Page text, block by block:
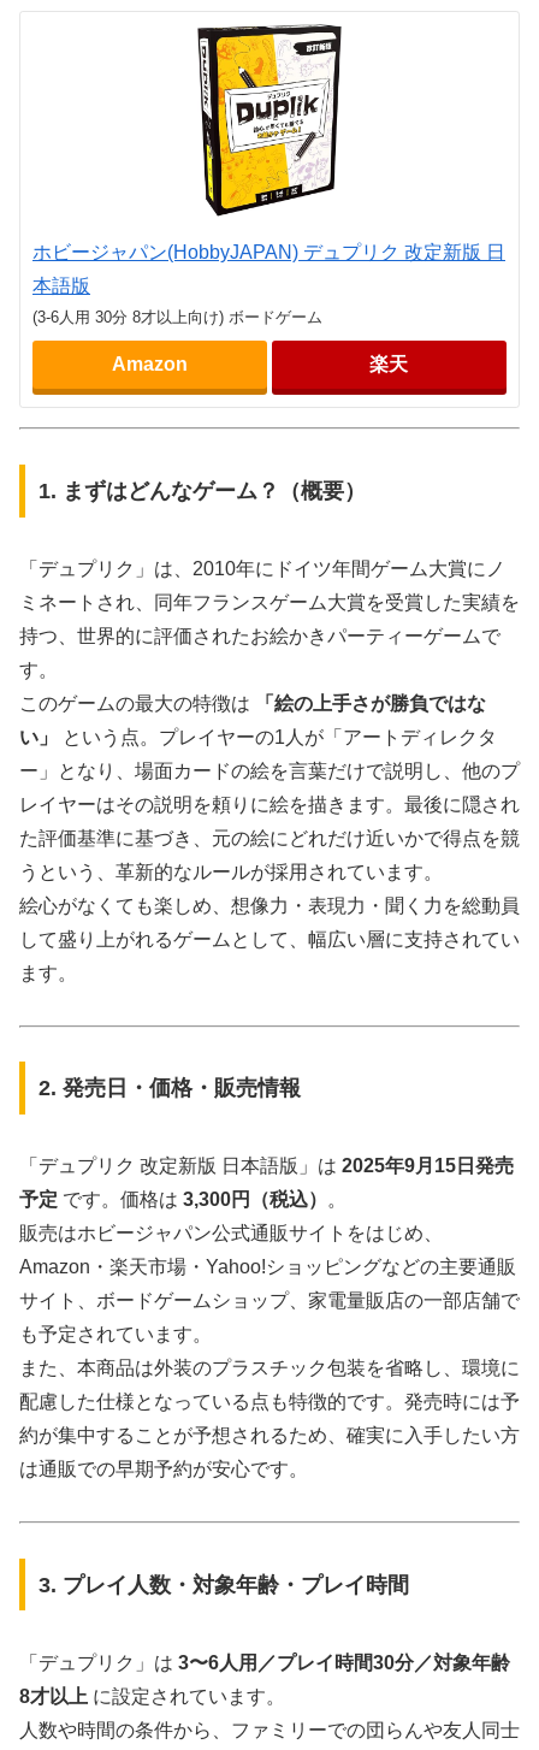
ホビージャパン(HobbyJAPAN) デュプリク 改定新版 日
本語版
(3-6人用 30分 8才以上向け) ボードゲーム
Amazon 楽天
1. まずはどんなゲーム？（概要）
「デュプリク」は、2010年にドイツ年間ゲーム大賞にノ
ミネートされ、同年フランスゲーム大賞を受賞した実績を
持つ、世界的に評価されたお絵かきパーティーゲームで
す。
このゲームの最大の特徴は
「絵の上手さが勝負ではな
い」
という点。プレイヤーの1人が「アートディレクタ
ー」となり、場面カードの絵を言葉だけで説明し、他のプ
レイヤーはその説明を頼りに絵を描きます。最後に隠され
た評価基準に基づき、元の絵にどれだけ近いかで得点を競
うという、革新的なルールが採用されています。
絵心がなくても楽しめ、想像力・表現力・聞く力を総動員
して盛り上がれるゲームとして、幅広い層に支持されてい
ます。
2. 発売日・価格・販売情報
「デュプリク 改定新版 日本語版」は 2025年9月15日発売
予定 です。価格は 3,300円（税込）
。
販売はホビージャパン公式通販サイトをはじめ、
Amazon・楽天市場・Yahoo!ショッピングなどの主要通販
サイト、ボードゲームショップ、家電量販店の一部店舗で
も予定されています。
また、本商品は外装のプラスチック包装を省略し、環境に
配慮した仕様となっている点も特徴的です。発売時には予
約が集中することが予想されるため、確実に入手したい方
は通販での早期予約が安心です。
3. プレイ人数・対象年齢・プレイ時間
「デュプリク」は 3〜6人用／プレイ時間30分／対象年齢
8才以上 に設定されています。
人数や時間の条件から、ファミリーでの団らんや友人同士